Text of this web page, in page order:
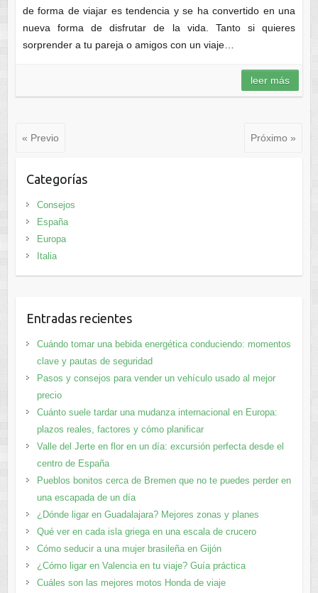
de forma de viajar es tendencia y se ha convertido en una
nueva forma de disfrutar de la vida. Tanto si quieres
sorprender a tu pareja o amigos con un viaje…
leer más
« Previo Próximo »
Categorías
Consejos
España
Europa
Italia
Entradas recientes
Cuándo tomar una bebida energética conduciendo: momentos
clave y pautas de seguridad
Pasos y consejos para vender un vehículo usado al mejor
precio
Cuánto suele tardar una mudanza internacional en Europa:
plazos reales, factores y cómo planificar
Valle del Jerte en flor en un día: excursión perfecta desde el
centro de España
Pueblos bonitos cerca de Bremen que no te puedes perder en
una escapada de un día
¿Dónde ligar en Guadalajara? Mejores zonas y planes​
Qué ver en cada isla griega en una escala de crucero
Cómo seducir a una mujer brasileña en Gijón
¿Cómo ligar en Valencia en tu viaje? Guía práctica
Cuáles son las mejores motos Honda de viaje